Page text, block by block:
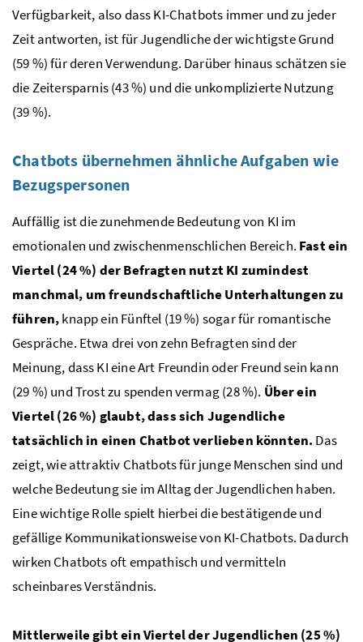
Verfügbarkeit, also dass KI-Chatbots immer und zu jeder
Zeit antworten, ist für Jugendliche der wichtigste Grund
(59 %) für deren Verwendung. Darüber hinaus schätzen sie
die Zeitersparnis (43 %) und die unkomplizierte Nutzung
(39 %).
Chatbots übernehmen ähnliche Aufgaben wie
Bezugspersonen
Auffällig ist die zunehmende Bedeutung von KI im
emotionalen und zwischenmenschlichen Bereich. Fast ein
Viertel (24 %) der Befragten nutzt KI zumindest
manchmal, um freundschaftliche Unterhaltungen zu
führen,knapp ein Fünftel (19 %) sogar für romantische
Gespräche. Etwa drei von zehn Befragten sind der
Meinung, dass KI eine Art Freundin oder Freund sein kann
(29 %) und Trost zu spenden vermag (28 %). Über ein
Viertel (26 %) glaubt, dass sich Jugendliche
tatsächlich in einen Chatbot verlieben könnten. Das
zeigt, wie attraktiv Chatbots für junge Menschen sind und
welche Bedeutung sie im Alltag der Jugendlichen haben.
Eine wichtige Rolle spielt hierbei die bestätigende und
gefällige Kommunikationsweise von KI-Chatbots. Dadurch
wirken Chatbots oft empathisch und vermitteln
scheinbares Verständnis.
Mittlerweile gibt ein Viertel der Jugendlichen (25 %)